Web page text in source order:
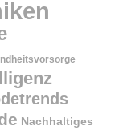
Nachhaltiges